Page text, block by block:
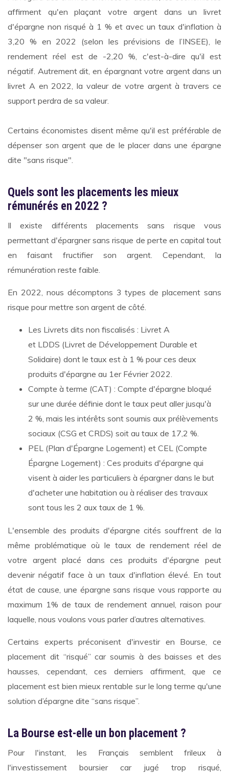
affirment qu'en plaçant votre argent dans un livret
d'épargne non risqué à 1 % et avec un taux d'inflation à
3,20 % en 2022 (selon les prévisions de l’INSEE), le
rendement réel est de -2,20 %, c'est-à-dire qu'il est
négatif. Autrement dit, en épargnant votre argent dans un
livret A en 2022, la valeur de votre argent à travers ce
support perdra de sa valeur.
Certains économistes disent même qu'il est préférable de
dépenser son argent que de le placer dans une épargne
dite "sans risque".
Quels sont les placements les mieux
rémunérés en 2022 ?
Il existe différents placements sans risque vous
permettant d'épargner sans risque de perte en capital tout
en faisant fructifier son argent. Cependant, la
rémunération reste faible.
En 2022, nous décomptons 3 types de placement sans
risque pour mettre son argent de côté.
Les Livrets dits non fiscalisés : Livret A
et LDDS (Livret de Développement Durable et
Solidaire) dont le taux est à 1 % pour ces deux
produits d'épargne au 1er Février 2022.
Compte à terme (CAT) : Compte d'épargne bloqué
sur une durée définie dont le taux peut aller jusqu'à
2 %, mais les intérêts sont soumis aux prélèvements
sociaux (CSG et CRDS) soit au taux de 17,2 %.
PEL (Plan d'Épargne Logement) et CEL (Compte
Épargne Logement) : Ces produits d'épargne qui
visent à aider les particuliers à épargner dans le but
d'acheter une habitation ou à réaliser des travaux
sont tous les 2 aux taux de 1 %.
L'ensemble des produits d'épargne cités souffrent de la
même problématique où le taux de rendement réel de
votre argent placé dans ces produits d'épargne peut
devenir négatif face à un taux d'inflation élevé. En tout
état de cause, une épargne sans risque vous rapporte au
maximum 1% de taux de rendement annuel, raison pour
laquelle, nous voulons vous parler d’autres alternatives.
Certains experts préconisent d'investir en Bourse, ce
placement dit “risqué” car soumis à des baisses et des
hausses, cependant, ces derniers affirment, que ce
placement est bien mieux rentable sur le long terme qu'une
solution d’épargne dite “sans risque”.
La Bourse est-elle un bon placement ?
Pour l'instant, les Français semblent frileux à
l'investissement boursier car jugé trop risqué,